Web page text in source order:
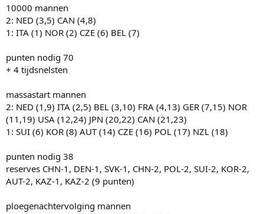
10000 mannen
2: NED (3,5) CAN (4,8)
1: ITA (1) NOR (2) CZE (6) BEL (7)
punten nodig 70
+ 4 tijdsnelsten
massastart mannen
2: NED (1,9) ITA (2,5) BEL (3,10) FRA (4,13) GER (7,15) NOR
(11,19) USA (12,24) JPN (20,22) CAN (21,23)
1: SUI (6) KOR (8) AUT (14) CZE (16) POL (17) NZL (18)
punten nodig 38
reserves CHN-1, DEN-1, SVK-1, CHN-2, POL-2, SUI-2, KOR-2,
AUT-2, KAZ-1, KAZ-2 (9 punten)
ploegenachtervolging mannen